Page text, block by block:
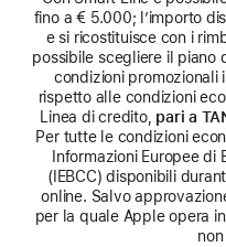
fino a € 5.000; l’importo
e si ricostituisce con i
possibile scegliere il piano
condizioni promozionali
rispetto alle condizioni
Linea di credito, pari a
Per tutte le condizioni
Informazioni Europee di
(IEBCC) disponibili
online. Salvo
per la quale Apple opera